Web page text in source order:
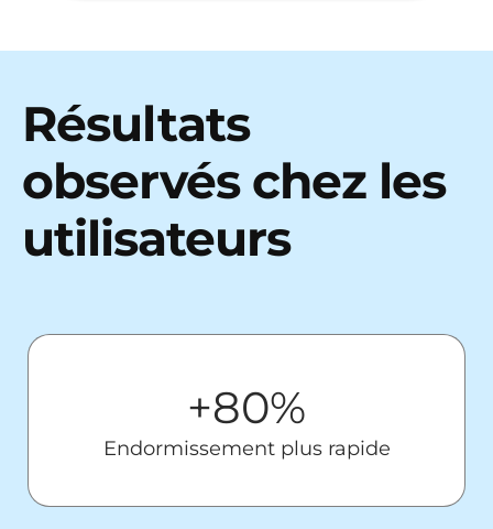
Résultats
observés chez les
utilisateurs
+80%
Endormissement plus rapide